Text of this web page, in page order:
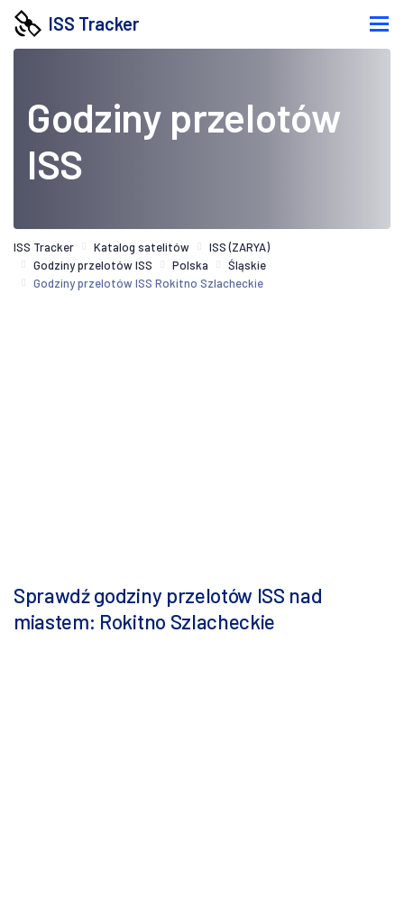
ISS Tracker
Godziny przelotów
ISS
ISS Tracker Katalog satelitów
ISS (ZARYA)
Godziny przelotów ISS
Polska
Śląskie
Godziny przelotów ISS Rokitno Szlacheckie
Sprawdź godziny przelotów ISS nad
miastem: Rokitno Szlacheckie